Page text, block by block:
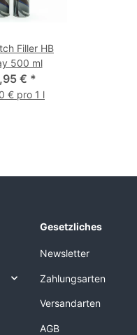
Filler HB
500 ml
€ *
€ pro 1 l
Gesetzliches
Newsletter
Zahlungsarten
Versandarten
AGB